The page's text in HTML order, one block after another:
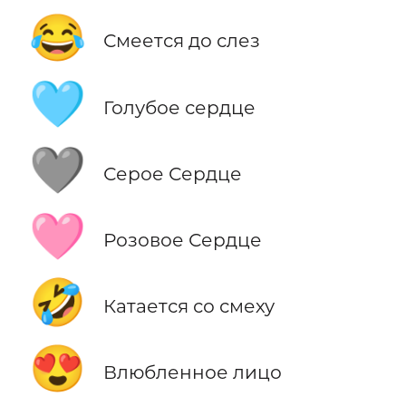
😂 Смеется до слез
🩵 Голубое сердце
🩶 Серое Сердце
🩷 Розовое Сердце
🤣 Катается со смеху
😍 Влюбленное лицо